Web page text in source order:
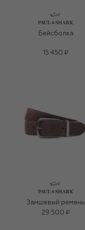
Бейсболка
15 450 ₽
Замшевый ремень
29 500 ₽